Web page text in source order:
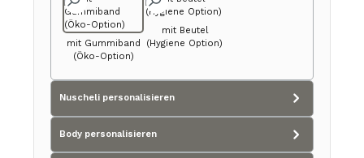
mit Gummiband
(Öko-Option)
mit Beutel
(Hygiene Option)
Nuscheli personalisieren
Body personalisieren